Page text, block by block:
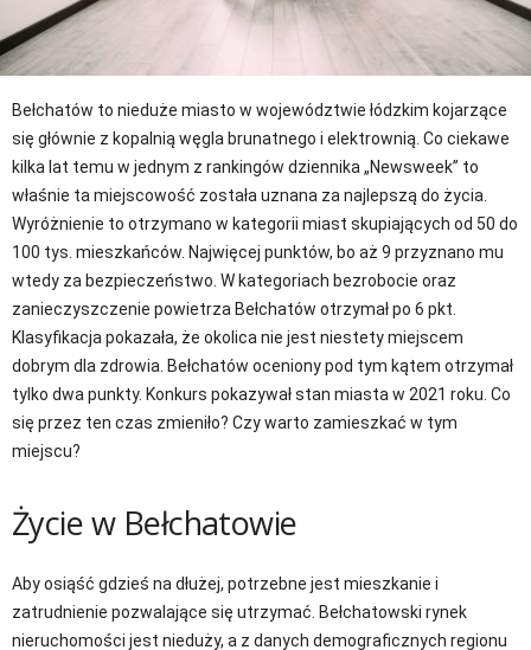
Bełchatów to nieduże miasto w województwie łódzkim kojarzące
się głównie z kopalnią węgla brunatnego i elektrownią. Co ciekawe
kilka lat temu w jednym z rankingów dziennika „Newsweek” to
właśnie ta miejscowość została uznana za najlepszą do życia.
Wyróżnienie to otrzymano w kategorii miast skupiających od 50 do
100 tys. mieszkańców. Najwięcej punktów, bo aż 9 przyznano mu
wtedy za bezpieczeństwo. W kategoriach bezrobocie oraz
zanieczyszczenie powietrza Bełchatów otrzymał po 6 pkt.
Klasyfikacja pokazała, że okolica nie jest niestety miejscem
dobrym dla zdrowia. Bełchatów oceniony pod tym kątem otrzymał
tylko dwa punkty. Konkurs pokazywał stan miasta w 2021 roku. Co
się przez ten czas zmieniło? Czy warto zamieszkać w tym
miejscu?
Życie w Bełchatowie
Aby osiąść gdzieś na dłużej, potrzebne jest mieszkanie i
zatrudnienie pozwalające się utrzymać. Bełchatowski rynek
nieruchomości jest nieduży, a z danych demograficznych regionu